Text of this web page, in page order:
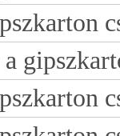
a